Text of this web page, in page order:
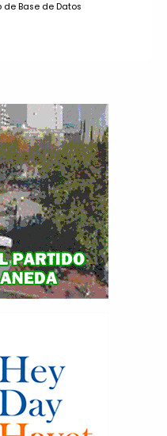
Base de Datos